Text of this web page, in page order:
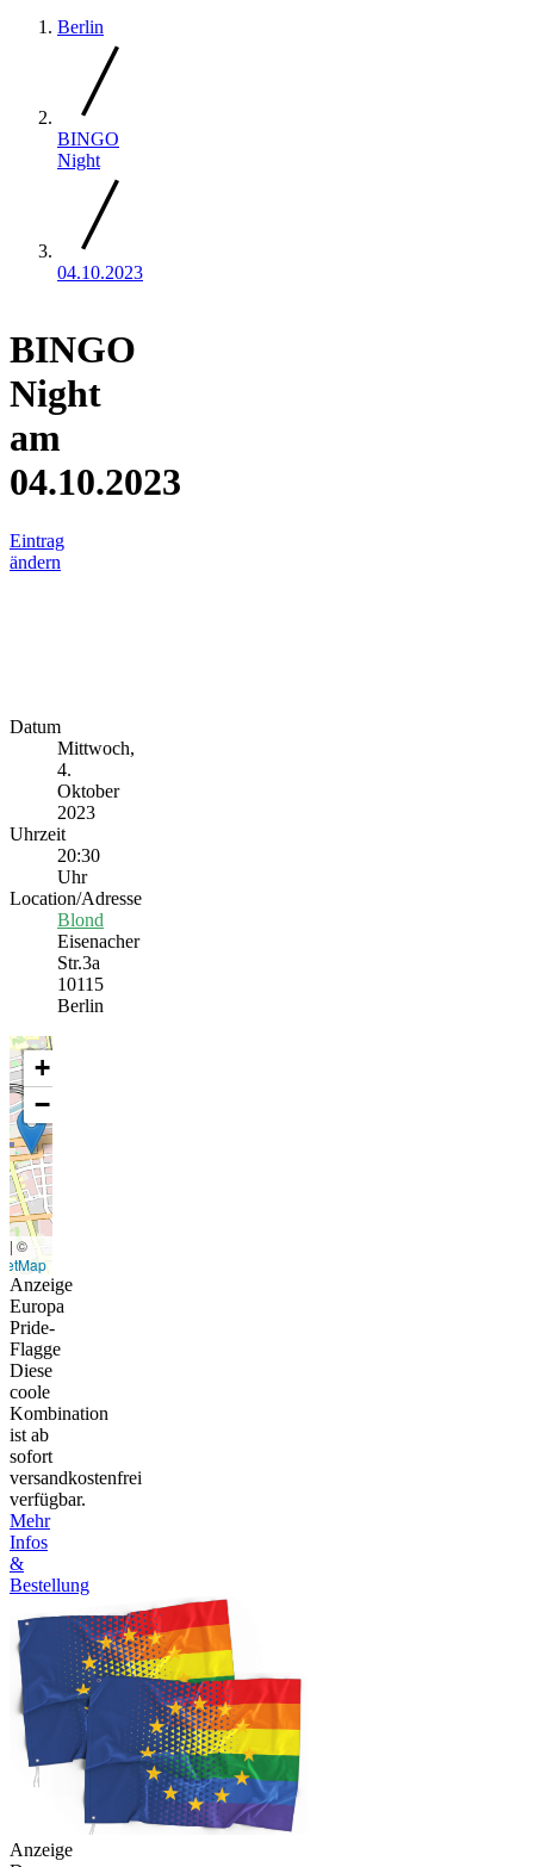
Berlin
BINGO
Night
04.10.2023
BINGO
Night
am
04.10.2023
Eintrag
ändern
Datum
Mittwoch,
4.
Oktober
2023
Uhrzeit
20:30
Uhr
Location/Adresse
Blond
Eisenacher
Str.3a
10115
Berlin
+
−
| ©
Anzeige
Europa
Pride-
Flagge
Diese
coole
Kombination
ist ab
sofort
versandkostenfrei
verfügbar.
Mehr
Infos
&
Bestellung
Anzeige